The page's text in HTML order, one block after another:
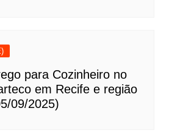
para Cozinheiro no
em Recife e região
09/2025)